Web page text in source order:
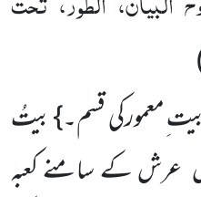
ِمعمورکی قسم۔} بیتُ
عرش کے سامنے کعبہ